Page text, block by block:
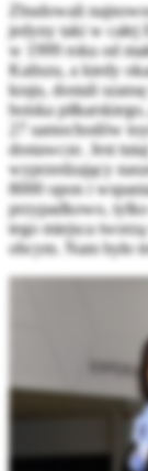
Zbudowali
jedyny taki w całej
w 1999 roku od
Kaliszu, a kiedy
kraju, dostali
boiska
27 samochodów
dostawcze. Jest
wyprzedzający
8000 opon i
przypadkowo,
tego miejsca
obcym. Nam było